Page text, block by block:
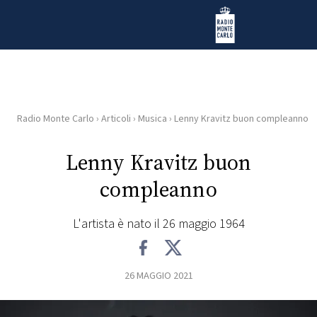
Radio Monte Carlo
HOME
NEWS
Radio Monte Carlo › Articoli › Musica › Lenny Kravitz buon compleanno
Lenny Kravitz buon
compleanno
L'artista è nato il 26 maggio 1964
26 MAGGIO 2021